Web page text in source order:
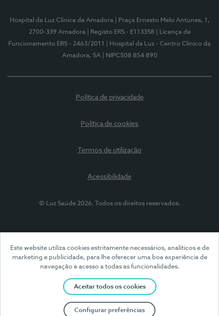
Este website utiliza cookies estritamente necessários, analíticos e de
marketing e publicidade, para lhe oferecer uma boa experiência de
navegação e acesso a todas as funcionalidades.
Aceitar todos os cookies
Configurar preferências
Hospital da Luz Clínica da Amadora
| Praça Ernesto Melo Antunes, 1,
2700-339 Amadora
| Registo ERS - E113358
| Licença de
Funcionamento ERS - 2463/2011
| Hospital da Luz - Centro Clínico da
Amadora, SA
| NIPC508 854 890
Política de privacidade
Política de cookies
Termos de utilização
Acessibilidade
© Luz Saúde 2026. Todos os direitos reservados.